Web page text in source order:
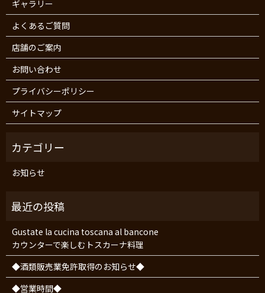
ギャラリー
よくあるご質問
店舗のご案内
お問い合わせ
プライバシーポリシー
サイトマップ
お知らせ
Gustate la cucina toscana al bancone
カウンターで楽しむトスカーナ料理
◆酒類販売業免許取得のお知らせ◆
◆営業時間◆